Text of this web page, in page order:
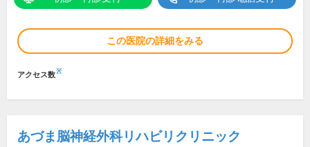
この医院の詳細をみる
アクセス数※
あづま脳神経外科リハビリクリニック